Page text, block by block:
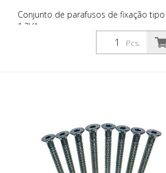
Conjunto de parafusos de fixação tipo
1,2VA
Pcs.